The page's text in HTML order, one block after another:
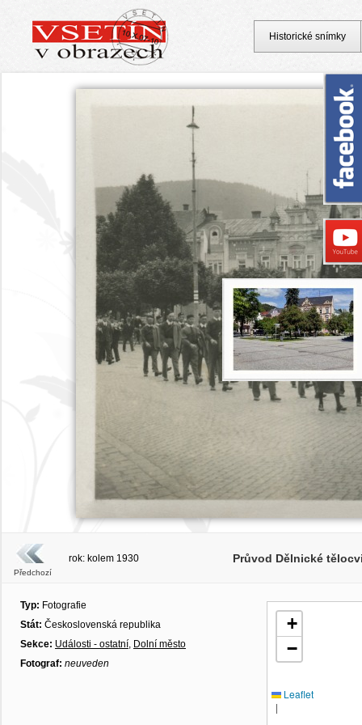
Předchozí
rok: kolem 1930 Průvod Dělnické
Typ: Fotografie
Stát: Československá republika
Sekce: Události - ostatní, Dolní město
Fotograf: neuveden
+
−
Leaflet
|
Historické snímky